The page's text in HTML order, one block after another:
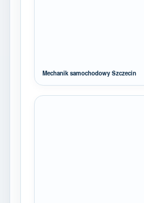
Mechanik samochodowy Szczecin